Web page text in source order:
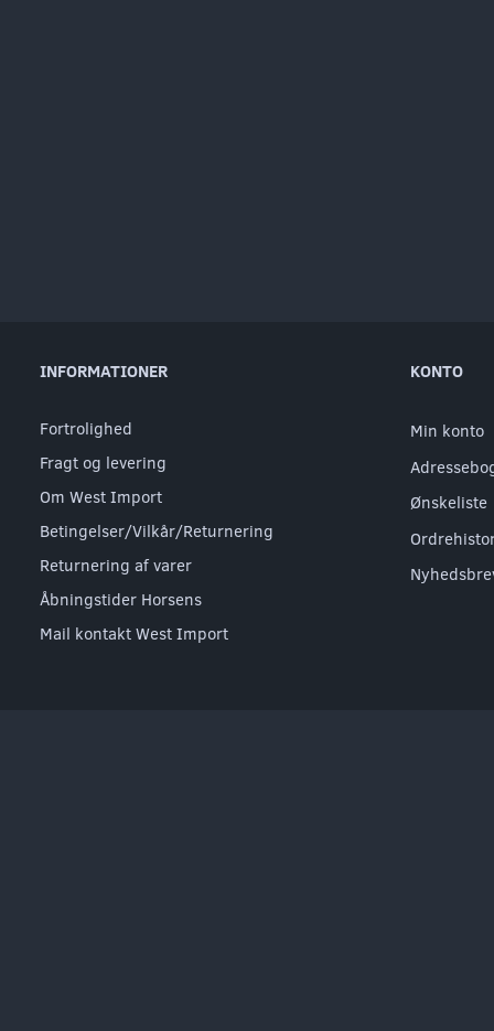
INFORMATIONER
Fortrolighed
Fragt og levering
Om West Import
Betingelser/Vilkår/Returnering
Returnering af varer
Åbningstider Horsens
Mail kontakt West Import
KONTO
Min konto
Ønskeliste